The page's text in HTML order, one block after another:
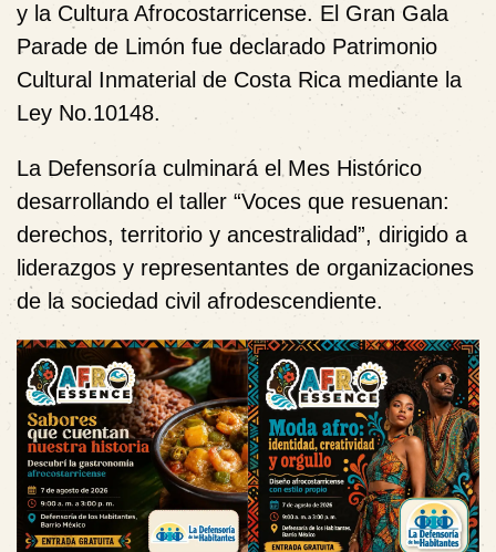
y la Cultura Afrocostarricense. El Gran Gala
Parade de Limón fue declarado Patrimonio
Cultural Inmaterial de Costa Rica mediante la
Ley No.10148.
La Defensoría culminará el Mes Histórico
desarrollando el taller “Voces que resuenan:
derechos, territorio y ancestralidad”, dirigido a
liderazgos y representantes de organizaciones
de la sociedad civil afrodescendiente.